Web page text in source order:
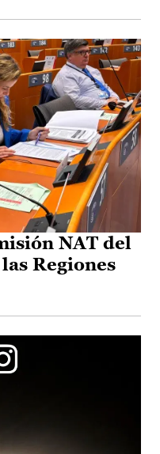
NAT del
Regiones